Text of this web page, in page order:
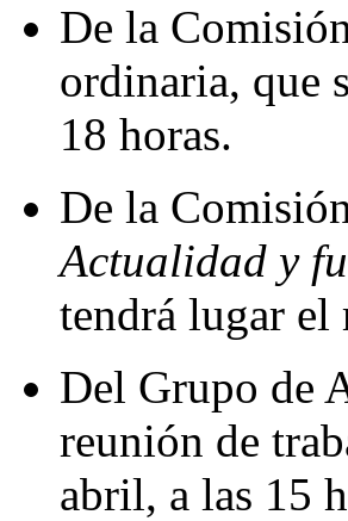
De la
ordinaria, que
18 horas.
De la
Actualidad y
tendrá lugar el
Del Grupo de
reunión de
abril, a las 15